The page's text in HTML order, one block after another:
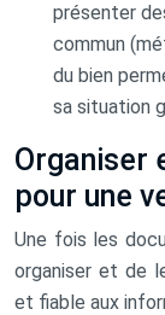
présenter
commun
du bien
sa situation
Organiser
pour une
Une fois les
organiser et de
et fiable aux